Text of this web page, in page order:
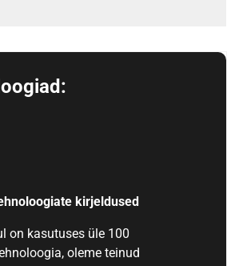
kirjeldused
on kasutuses üle 100
oleme teinud